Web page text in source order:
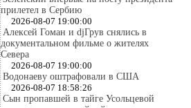
прилетел в Сербию
2026-08-07 19:00:00
Алексей Гоман и djГрув снялись в
документальном фильме о жителях
Севера
2026-08-07 19:00:00
Водонаеву оштрафовали в США
2026-08-07 18:58:26
Сын пропавшей в тайге Усольцевой